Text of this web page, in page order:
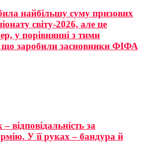
найбільшу суму призових
світу-2026, але це
у порівнянні з тими
що заробили засновники ФІФА
відповідальність за
У її руках – бандура й